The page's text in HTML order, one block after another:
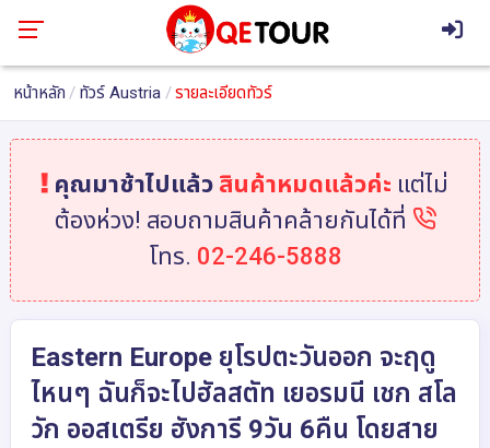
หน้าหลัก ทัวร์ Austria รายละเอียดทัวร์
คุณมาช้าไปแล้ว สินค้าหมดแล้วค่ะ แต่ไม่
ต้องห่วง! สอบถามสินค้าคล้ายกันได้ที่
โทร. 02-246-5888
Eastern Europe ยุโรปตะวันออก จะฤดู
ไหนๆ ฉันก็จะไปฮัลสตัท เยอรมนี เชก สโล
วัก ออสเตรีย ฮังการี 9วัน 6คืน โดยสาย